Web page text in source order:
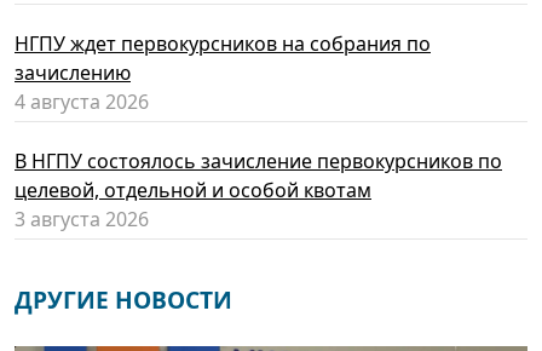
НГПУ ждет первокурсников на собрания по
зачислению
4 августа 2026
В НГПУ состоялось зачисление первокурсников по
целевой, отдельной и особой квотам
3 августа 2026
ДРУГИЕ НОВОСТИ